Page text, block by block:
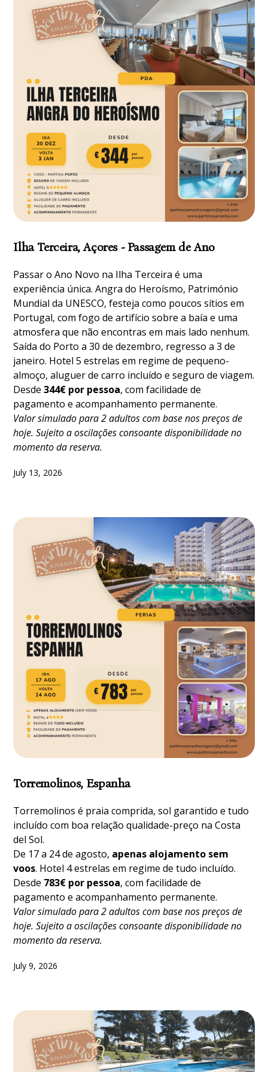
Ilha Terceira, Açores - Passagem de Ano
Passar o Ano Novo na Ilha Terceira é uma
experiência única. Angra do Heroísmo, Património
Mundial da UNESCO, festeja como poucos sítios em
Portugal, com fogo de artifício sobre a baía e uma
atmosfera que não encontras em mais lado nenhum.
Saída do Porto a 30 de dezembro, regresso a 3 de
janeiro. Hotel 5 estrelas em regime de pequeno-
almoço, aluguer de carro incluído e seguro de viagem.
Desde344€ por pessoa, com facilidade de
pagamento e acompanhamento permanente.
Valor simulado para 2 adultos com base nos preços de
hoje. Sujeito a oscilações consoante disponibilidade no
momento da reserva.
July 13, 2026
Torremolinos, Espanha
Torremolinos é praia comprida, sol garantido e tudo
incluído com boa relação qualidade-preço na Costa
del Sol.
De 17 a 24 de agosto, apenas alojamento sem
voos. Hotel 4 estrelas em regime de tudo incluído.
Desde 783€ por pessoa, com facilidade de
pagamento e acompanhamento permanente.
Valor simulado para 2 adultos com base nos preços de
hoje. Sujeito a oscilações consoante disponibilidade no
momento da reserva.
July 9, 2026